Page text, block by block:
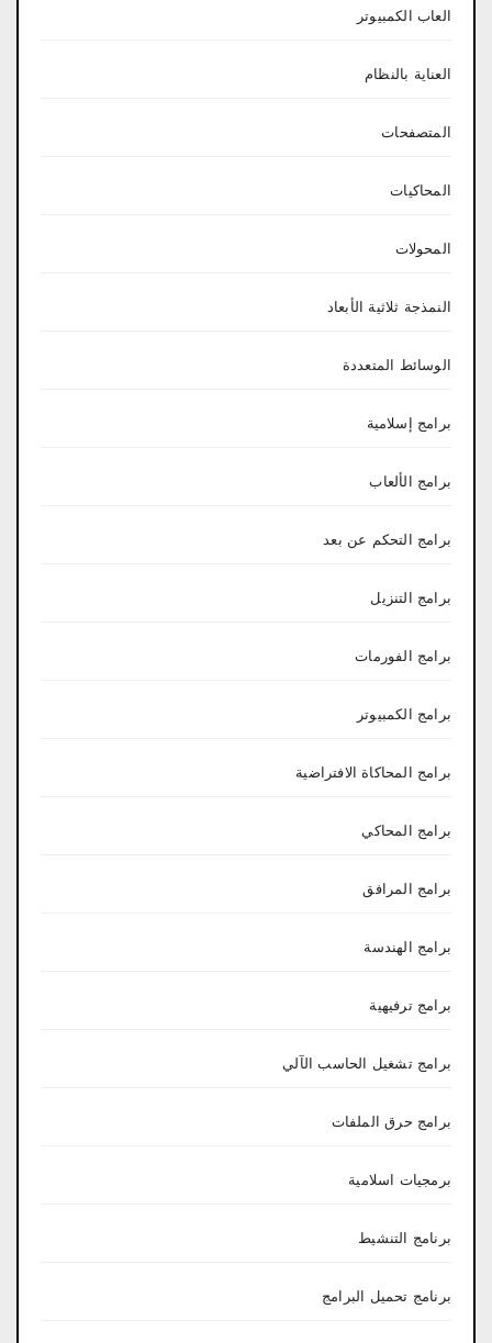
العاب الكمبيوتر
العناية بالنظام
المتصفحات
المحاكيات
المحولات
النمذجة ثلاثية الأبعاد
الوسائط المتعددة
برامج إسلامية
برامج الألعاب
برامج التحكم عن بعد
برامج التنزيل
برامج الفورمات
برامج الكمبيوتر
برامج المحاكاة الافتراضية
برامج المحاكي
برامج المرافق
برامج الهندسة
برامج ترفيهية
برامج تشغيل الحاسب الآلي
برامج حرق الملفات
برمجيات اسلامية
برنامج التنشيط
برنامج تحميل البرامج